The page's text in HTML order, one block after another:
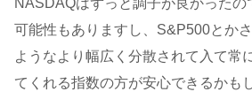
可能性もありますし、S&P500とか
ようなより幅広く分散されて入て常
てくれる指数の方が安心できるかも